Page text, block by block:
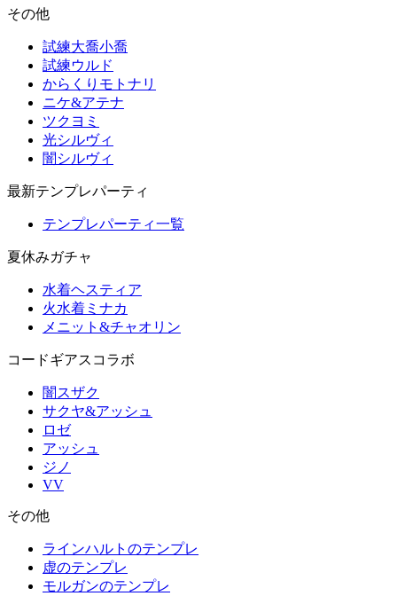
その他
試練大喬小喬
試練ウルド
からくりモトナリ
ニケ&アテナ
ツクヨミ
光シルヴィ
闇シルヴィ
最新テンプレパーティ
テンプレパーティ一覧
夏休みガチャ
水着ヘスティア
火水着ミナカ
メニット&チャオリン
コードギアスコラボ
闇スザク
サクヤ&アッシュ
ロゼ
アッシュ
ジノ
VV
その他
ラインハルトのテンプレ
虚のテンプレ
モルガンのテンプレ